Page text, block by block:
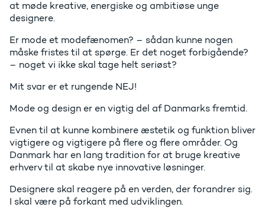
at møde kreative, energiske og ambitiøse unge
designere.
Er mode et modefænomen? – sådan kunne nogen
måske fristes til at spørge. Er det noget forbigående?
– noget vi ikke skal tage helt seriøst?
Mit svar er et rungende NEJ!
Mode og design er en vigtig del af Danmarks fremtid.
Evnen til at kunne kombinere æstetik og funktion bliver
vigtigere og vigtigere på flere og flere områder. Og
Danmark har en lang tradition for at bruge kreative
erhverv til at skabe nye innovative løsninger.
Designere skal reagere på en verden, der forandrer sig.
I skal være på forkant med udviklingen.